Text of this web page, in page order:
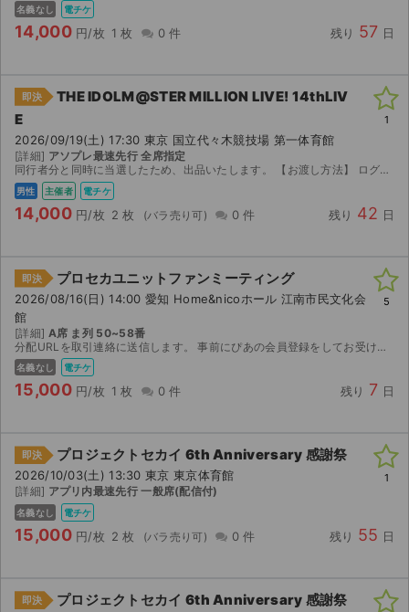
名義なし 電チケ
14,000 円/枚 1 枚 0 件 残り 57 日
即決
THE IDOLM@STER MILLION LIVE! 14thLIV
E
2026/09/19(土) 17:30 東京 国立代々木競技場 第一体育館
[詳細] アソプレ最速先行 全席指定
同行者分と同時に当選したため、出品いたします。 【お渡し方法】 ログイン情報をお渡ししますので、購入者様の端末でログインのうえ、ご入場ください。 本人確認対応は不可です。 【注意事項】 公演...
男性 主催者 電チケ
14,000 円/枚 2 枚 0 件 残り 42 日
1
即決 プロセカユニットファンミーティング
2026/08/16(日) 14:00 愛知 Home&nicoホール 江南市民文化会
館
[詳細] A席 ま列 50~58番
分配URLを取引連絡に送信します。 事前にぴあの会員登録をしてお受け取りください。
名義なし 電チケ
15,000 円/枚 1 枚 0 件 残り 7 日
5
即決 プロジェクトセカイ 6th Anniversary 感謝祭
2026/10/03(土) 13:30 東京 東京体育館
[詳細] アプリ内最速先行 一般席(配信付)
名義なし 電チケ
15,000 円/枚 2 枚 0 件 残り 55 日
1
即決 プロジェクトセカイ 6th Anniversary 感謝祭